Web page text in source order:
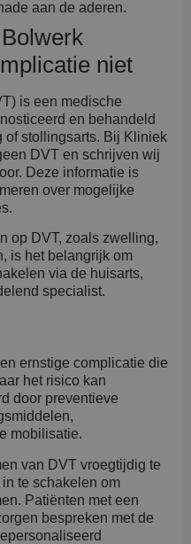
aan de aderen.
niet
is een medische
en behandeld
of stollingsarts. Bij Kliniek
DVT en schrijven wij
Deze informatie is
over mogelijke
op DVT, zoals zwelling,
is het belangrijk om
via de huisarts,
specialist.
ernstige complicatie die
het risico kan
door preventieve
mobilisatie.
van DVT vroegtijdig te
te schakelen om
Patiënten met een
bespreken met de